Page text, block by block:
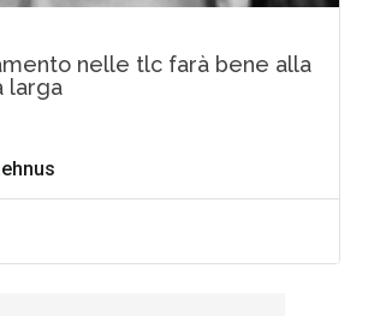
nelle tlc farà bene alla
larga